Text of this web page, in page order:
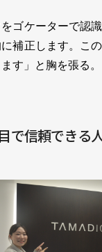
ゴケーターで認
補正します。こ
す」と胸を張る。
で信頼できる